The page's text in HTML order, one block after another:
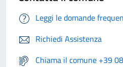
Leggi le domande
Richiedi Assistenza
Chiama il comune +39